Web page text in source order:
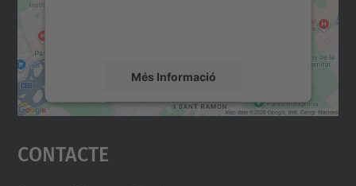
Més Informació
Accepta
powered by
Contacte